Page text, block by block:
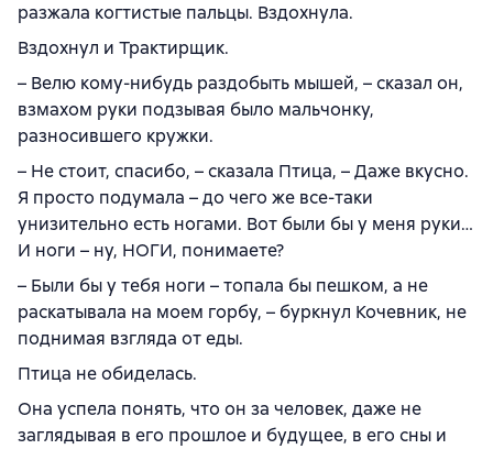
разжала когтистые пальцы. Вздохнула.
Вздохнул и Трактирщик.
– Велю кому-нибудь раздобыть мышей, – сказал он,
взмахом руки подзывая было мальчонку,
разносившего кружки.
– Не стоит, спасибо, – сказала Птица, – Даже вкусно.
Я просто подумала – до чего же все-таки
унизительно есть ногами. Вот были бы у меня руки…
И ноги – ну, НОГИ, понимаете?
– Были бы у тебя ноги – топала бы пешком, а не
раскатывала на моем горбу, – буркнул Кочевник, не
поднимая взгляда от еды.
Птица не обиделась.
Она успела понять, что он за человек, даже не
заглядывая в его прошлое и будущее, в его сны и